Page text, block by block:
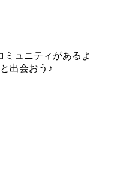
ミュニティがあるよ
出会おう♪